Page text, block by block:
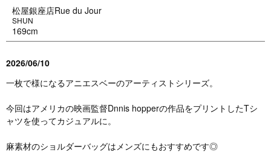
松屋銀座店Rue du Jour
SHUN
169cm
2026/06/10
一枚で様になるアニエスベーのアーティストシリーズ。
今回はアメリカの映画監督Dnnis hopperの作品をプリントしたTシ
ャツを使ってカジュアルに。
麻素材のショルダーバッグはメンズにもおすすめです◎